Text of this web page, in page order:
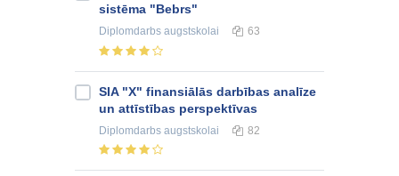
sistēma "Bebrs"
Diplomdarbs augstskolai 63
SIA "X" finansiālās darbības analīze
un attīstības perspektīvas
Diplomdarbs augstskolai 82